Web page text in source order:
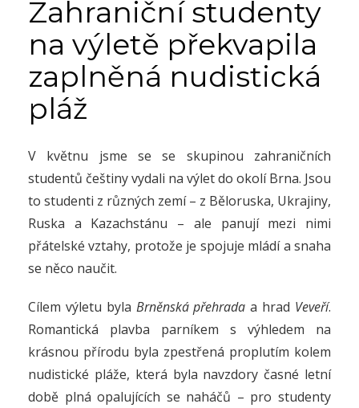
Zahraniční studenty
na výletě překvapila
zaplněná nudistická
pláž
V květnu jsme se se skupinou zahraničních
studentů češtiny vydali na výlet do okolí Brna. Jsou
to studenti z různých zemí – z Běloruska, Ukrajiny,
Ruska a Kazachstánu – ale panují mezi nimi
přátelské vztahy, protože je spojuje mládí a snaha
se něco naučit.
Cílem výletu byla Brněnská přehrada a hrad Veveří.
Romantická plavba parníkem s výhledem na
krásnou přírodu byla zpestřená proplutím kolem
nudistické pláže, která byla navzdory časné letní
době plná opalujících se naháčů – pro studenty